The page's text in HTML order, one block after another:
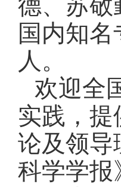
德、苏敬
国内知
人。
欢迎全
实践，
论及领导
科学学报